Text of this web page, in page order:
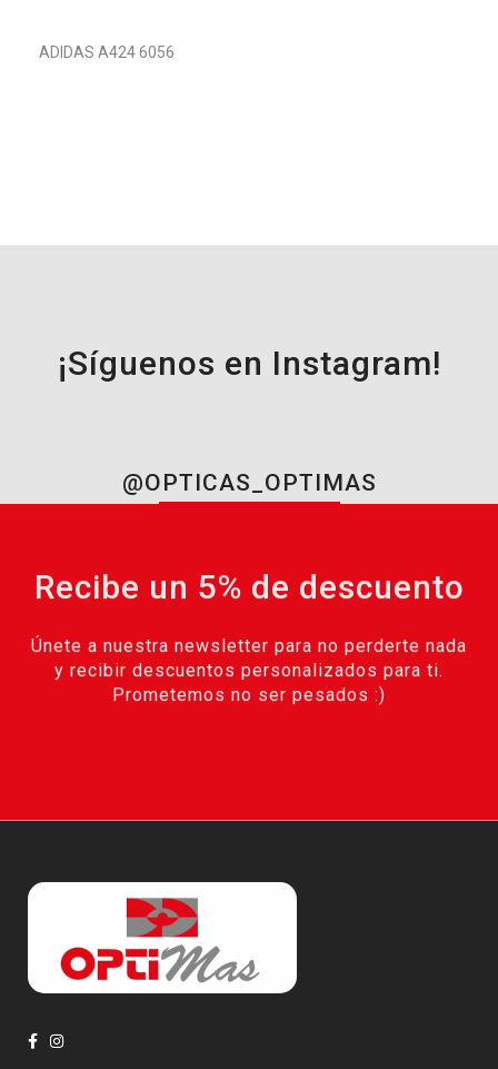
ADIDAS A424 6056
¡Síguenos en Instagram!
@OPTICAS_OPTIMAS
Recibe un 5% de descuento
Únete a nuestra newsletter para no perderte nada
y recibir descuentos personalizados para ti.
Prometemos no ser pesados :)